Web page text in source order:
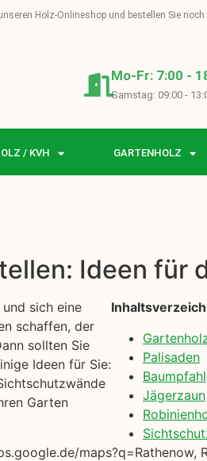
Holz-Onlineshop und bestellen Sie
Mo-Fr: 7:00 -
Samstag: 09:00 -
/ KVH GARTENHOLZ
Ideen für
sich eine
schaffen, der
sollten Sie
Ideen für Sie:
Garten
Palisaden
Baumpfahl
Jägerzaun
maps?q=Rathenow,